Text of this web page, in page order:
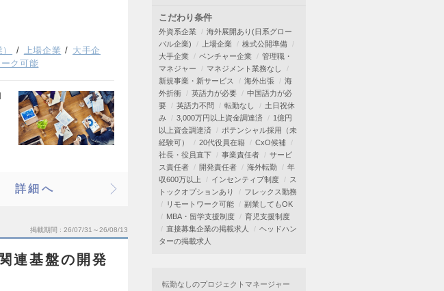
上場企業
大手企
ク可能
詳細へ
掲載期間 26/07/31～26/08/13
連基盤の開発
こだわり条件
外資系企業
海外展開あり(日系グロー
バル企業)
上場企業
株式公開準備
大手企業
ベンチャー企業
管理職・
マネジャー
マネジメント業務なし
新規事業・新サービス
海外出張
海
外折衝
英語力が必要
中国語力が必
要
英語力不問 転勤なし
土日祝休
み
3,000万円以上資金調達済
1億円
以上資金調達済
ポテンシャル採用（未
経験可）
20代役員在籍
CxO候補
社長・役員直下
事業責任者
サービ
ス責任者
開発責任者 海外転勤
年
収600万以上
インセンティブ制度
ス
トックオプションあり
フレックス勤務
リモートワーク可能
副業してもOK
MBA・留学支援制度
育児支援制度
直接募集企業の掲載求人
ヘッドハン
ターの掲載求人
転勤なしのプロジェクトマネージャー